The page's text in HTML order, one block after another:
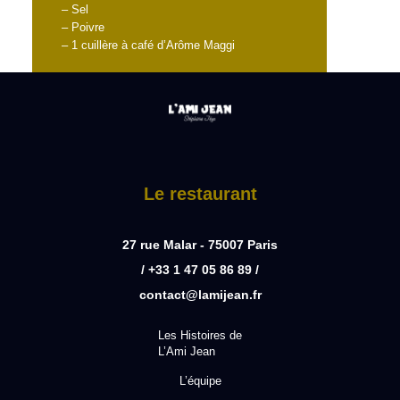
– Sel
– Poivre
– 1 cuillère à café d’Arôme Maggi
Le restaurant
27 rue Malar - 75007 Paris
/ +33 1 47 05 86 89 /
contact@lamijean.fr
Les Histoires de
L’Ami Jean
L’équipe